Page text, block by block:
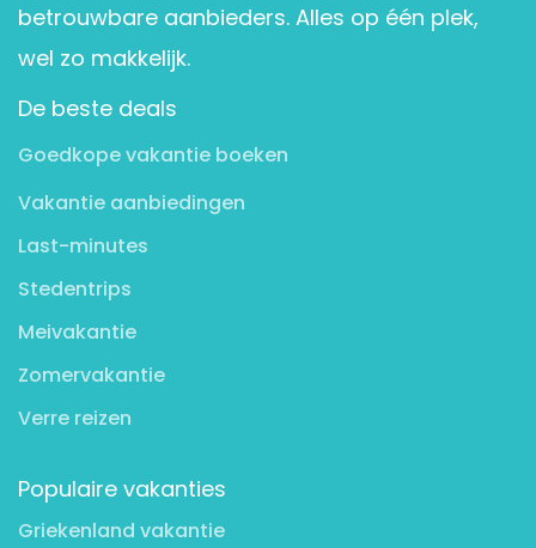
betrouwbare aanbieders. Alles op één plek,
wel zo makkelijk.
De beste deals
Goedkope vakantie boeken
Vakantie aanbiedingen
Last-minutes
Stedentrips
Meivakantie
Zomervakantie
Verre reizen
Populaire vakanties
Griekenland vakantie